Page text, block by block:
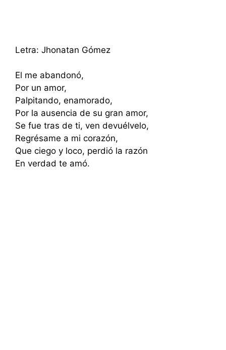
Letra: Jhonatan Gómez
El me abandonó,
Por un amor,
Palpitando, enamorado,
Por la ausencia de su gran amor,
Se fue tras de ti, ven devuélvelo,
Regrésame a mi corazón,
Que ciego y loco, perdió la razón
En verdad te amó.